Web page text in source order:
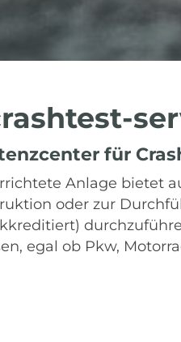
für
Anlage bietet
oder zur
egal ob Pkw,